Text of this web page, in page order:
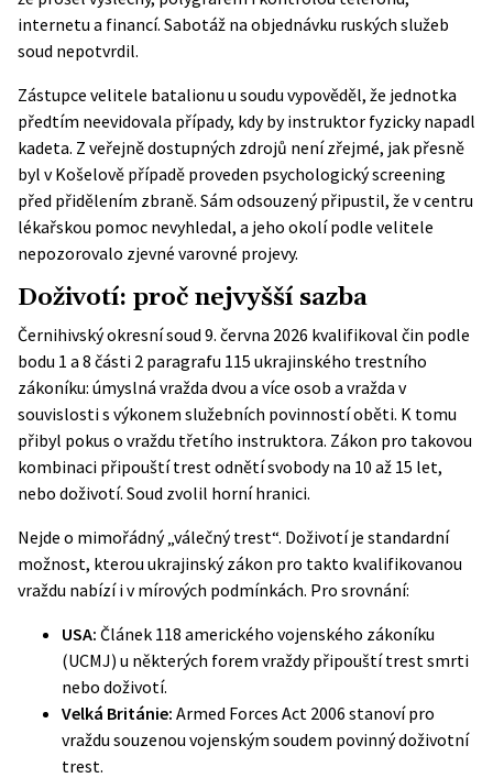
internetu a financí. Sabotáž na objednávku ruských služeb
soud nepotvrdil.
Zástupce velitele batalionu u soudu vypověděl, že jednotka
předtím neevidovala případy, kdy by instruktor fyzicky napadl
kadeta. Z veřejně dostupných zdrojů není zřejmé, jak přesně
byl v Košelově případě proveden psychologický screening
před přidělením zbraně. Sám odsouzený připustil, že v centru
lékařskou pomoc nevyhledal, a jeho okolí podle velitele
nepozorovalo zjevné varovné projevy.
Doživotí: proč nejvyšší sazba
Černihivský okresní soud 9. června 2026 kvalifikoval čin podle
bodu 1 a 8 části 2 paragrafu 115 ukrajinského trestního
zákoníku: úmyslná vražda dvou a více osob a vražda v
souvislosti s výkonem služebních povinností oběti. K tomu
přibyl pokus o vraždu třetího instruktora. Zákon pro takovou
kombinaci připouští trest odnětí svobody na 10 až 15 let,
nebo doživotí. Soud zvolil horní hranici.
Nejde o mimořádný „válečný trest“. Doživotí je standardní
možnost, kterou ukrajinský zákon pro takto kvalifikovanou
vraždu nabízí i v mírových podmínkách. Pro srovnání:
USA: Článek 118 amerického vojenského zákoníku
(UCMJ) u některých forem vraždy připouští trest smrti
nebo doživotí.
Velká Británie: Armed Forces Act 2006 stanoví pro
vraždu souzenou vojenským soudem povinný doživotní
trest.